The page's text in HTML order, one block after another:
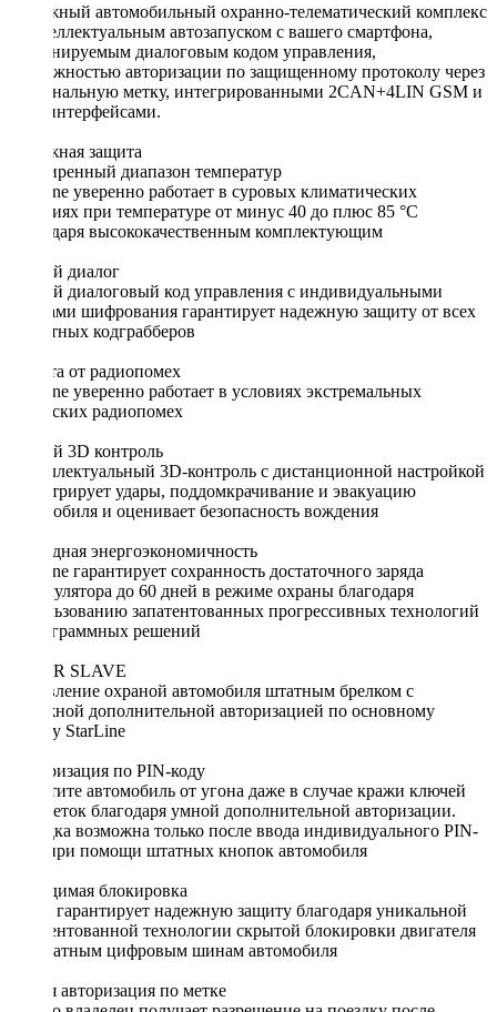
Надежный автомобильный охранно-телематический комплекс
с интеллектуальным автозапуском с вашего смартфона,
несканируемым диалоговым кодом управления,
возможностью авторизации по защищенному протоколу через
персональную метку, интегрированными 2CAN+4LIN GSM и
GPS интерфейсами.
Надежная защита
Расширенный диапазон температур
StarLine уверенно работает в суровых климатических
условиях при температуре от минус 40 до плюс 85 °С
благодаря высококачественным комплектующим
Умный диалог
Умный диалоговый код управления c индивидуальными
ключами шифрования гарантирует надежную защиту от всех
известных кодграбберов
Защита от радиопомех
StarLine уверенно работает в условиях экстремальных
городских радиопомех
Умный 3D контроль
Интеллектуальный 3D-контроль с дистанционной настройкой
регистрирует удары, поддомкрачивание и эвакуацию
автомобиля и оценивает безопасность вождения
Рекордная энергоэкономичность
StarLine гарантирует сохранность достаточного заряда
аккумулятора до 60 дней в режиме охраны благодаря
использованию запатентованных прогрессивных технологий
и программных решений
SUPER SLAVE
Управление охраной автомобиля штатным брелком с
надежной дополнительной авторизацией по основному
брелку StarLine
Авторизация по PIN-коду
Защитите автомобиль от угона даже в случае кражи ключей
или меток благодаря умной дополнительной авторизации.
Поездка возможна только после ввода индивидуального PIN-
кода при помощи штатных кнопок автомобиля
Невидимая блокировка
iCAN гарантирует надежную защиту благодаря уникальной
запатентованной технологии скрытой блокировки двигателя
по штатным цифровым шинам автомобиля
Умная авторизация по метке